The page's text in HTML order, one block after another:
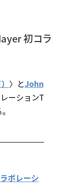
初コラ
〉とJohn
ーションT
ボレーシ